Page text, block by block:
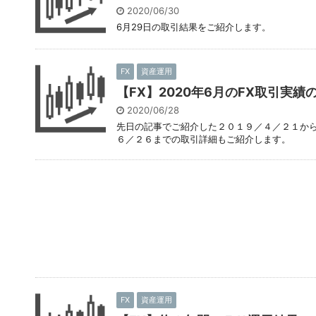
2020/06/30
6月29日の取引結果をご紹介します。
FX 資産運用
【FX】2020年6月のFX取引実績
2020/06/28
先日の記事でご紹介した２０１９／４／２１か
６／２６までの取引詳細もご紹介します。
FX 資産運用